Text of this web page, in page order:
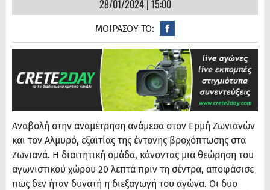
28/01/2024 | 15:00
ΜΟΙΡΑΣΟΥ ΤΟ:
Αναβολή στην αναμέτρηση ανάμεσα στον Ερμή Ζωνιανών
και τον Αλμυρό, εξαιτίας της έντονης βροχόπτωσης στα
Ζωνιανά. Η διαιτητική ομάδα, κάνοντας μια θεώρηση του
αγωνιστικού χώρου 20 λεπτά πριν τη σέντρα, αποφάσισε
πως δεν ήταν δυνατή η διεξαγωγή του αγώνα. Οι δυο